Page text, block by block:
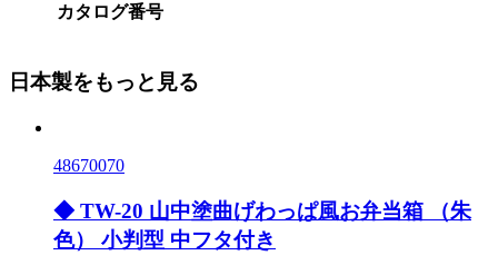
カタログ番号
日本製をもっと見る
48670070
◆ TW-20 山中塗曲げわっぱ風お弁当箱 （朱
色） 小判型 中フタ付き